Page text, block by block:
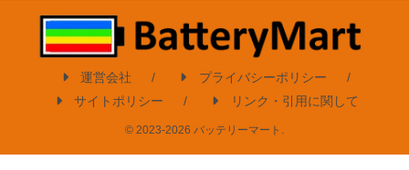
運営会社
プライバシーポリシー
サイトポリシー
リンク・引用に関して
© 2023-2026 バッテリーマート.